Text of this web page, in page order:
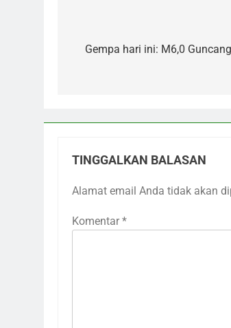
pos
Gempa hari ini: M6,0
TINGGALKAN BALASAN
Alamat email Anda tidak akan
Komentar *